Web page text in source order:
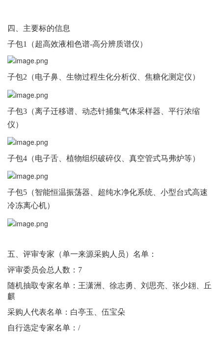
四、主要标的信息
子包1（超高效液相色谱-高分辨质谱仪）
子包2（电子鼻、生物过程生化分析仪、焦糖化测定仪）
子包3（离子迁移谱、动态针捕集气体采样器、平行浓缩
仪）
子包4（电子舌、植物组织破碎仪、真空管式马弗炉等）
子包5（智能恒温振荡器、超纯水净化系统、小型台式高速
冷冻离心机）
五、评审专家（单一来源采购人员）名单：
评审委员会总人数： 7
随机抽取专家名单： 王潇洲、徐志勇、刘思亮、张少翃、丘
麒
采购人代表名单： 白亭玉、伍宝朵
自行选定专家名单： /